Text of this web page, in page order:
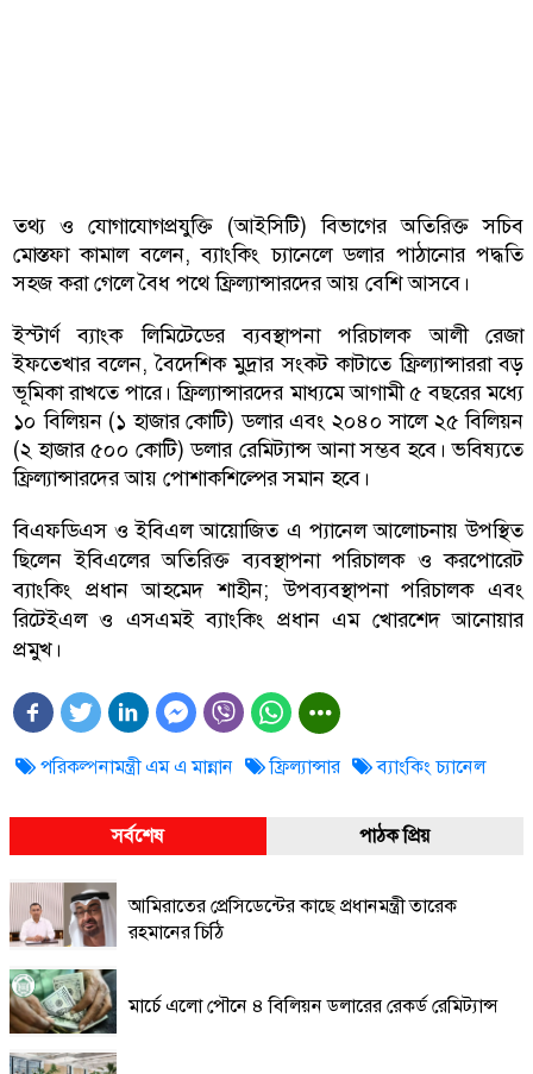
তথ্য ও যোগাযোগপ্রযুক্তি (আইসিটি) বিভাগের অতিরিক্ত সচিব
মোস্তফা কামাল বলেন, ব্যাংকিং চ্যানেলে ডলার পাঠানোর পদ্ধতি
সহজ করা গেলে বৈধ পথে ফ্রিল্যান্সারদের আয় বেশি আসবে।
ইস্টার্ণ ব্যাংক লিমিটেডের ব্যবস্থাপনা পরিচালক আলী রেজা
ইফতেখার বলেন, বৈদেশিক মুদ্রার সংকট কাটাতে ফ্রিল্যান্সাররা বড়
ভূমিকা রাখতে পারে। ফ্রিল্যান্সারদের মাধ্যমে আগামী ৫ বছরের মধ্যে
১০ বিলিয়ন (১ হাজার কোটি) ডলার এবং ২০৪০ সালে ২৫ বিলিয়ন
(২ হাজার ৫০০ কোটি) ডলার রেমিট্যান্স আনা সম্ভব হবে। ভবিষ্যতে
ফ্রিল্যান্সারদের আয় পোশাকশিল্পের সমান হবে।
বিএফডিএস ও ইবিএল আয়োজিত এ প্যানেল আলোচনায় উপস্থিত
ছিলেন ইবিএলের অতিরিক্ত ব্যবস্থাপনা পরিচালক ও করপোরেট
ব্যাংকিং প্রধান আহমেদ শাহীন; উপব্যবস্থাপনা পরিচালক এবং
রিটেইএল ও এসএমই ব্যাংকিং প্রধান এম খোরশেদ আনোয়ার
প্রমুখ।
পরিকল্পনামন্ত্রী এম এ মান্নান ফ্রিল্যান্সার ব্যাংকিং চ্যানেল
সর্বশেষ পাঠক প্রিয়
আমিরাতের প্রেসিডেন্টের কাছে প্রধানমন্ত্রী তারেক
রহমানের চিঠি
মার্চে এলো পৌনে ৪ বিলিয়ন ডলারের রেকর্ড রেমিট্যান্স